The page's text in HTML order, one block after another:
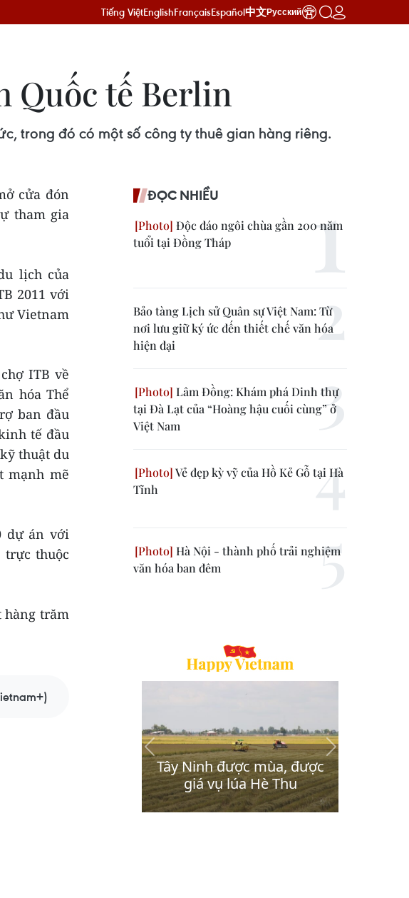
Tiếng ViệtEnglishFrançaisEspañol中文Русский
Quốc tế Berlin
trong đó có một số công ty thuê gian hàng riêng.
cửa đón
tham gia
lịch của
2011 với
Vietnam
ITB về
hóa Thể
ban đầu
tế đầu
thuật du
mạnh mẽ
dự án với
trực thuộc
hàng trăm
ĐỌC NHIỀU
Độc đáo ngôi chùa gần 200 năm
tuổi tại Đồng Tháp
Bảo tàng Lịch sử Quân sự Việt Nam: Từ
nơi lưu giữ ký ức đến thiết chế văn hóa
hiện đại
Lâm Đồng: Khám phá Dinh thự
tại Đà Lạt của “Hoàng hậu cuối cùng” ở
Việt Nam
Vẻ đẹp kỳ vỹ của Hồ Kẻ Gỗ tại Hà
Tĩnh
Hà Nội - thành phố trải nghiệm
văn hóa ban đêm